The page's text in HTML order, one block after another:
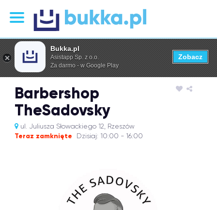
Barbershop
TheSadovsky
ul. Juliusza Słowackiego 12, Rzeszów
Teraz zamknięte Dzisiaj: 10:00 - 16:00
Bukka.pl
Asistapp Sp. z o.o.
Za darmo - w Google Play
Zobacz